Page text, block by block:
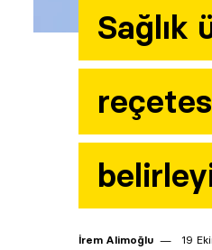
Sağlık
İrem Alimoğlu 19